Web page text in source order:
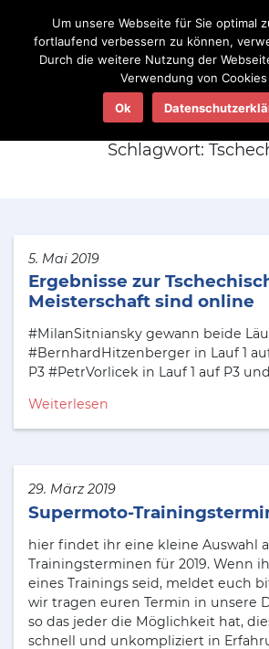
Aktuelles
Schlagwort:
5. Mai 2019
Ergebnisse zur
Meisterschaft sind online
#MilanSitniansky gewann beide
#BernhardHitzenberger in Lauf 1
P3 #PetrVorlicek in Lauf 1 auf P3
Weiterlesen
29. März 2019
Supermoto-
hier findet ihr eine kleine Auswahl
Trainingsterminen für 2019. Wenn
eines Trainings seid, meldet euch
wir tragen euren Termin in unsere
so das jeder die Möglichkeit hat,
schnell und unkompliziert in
Um unsere Webseite für Sie optimal
fortlaufend verbessern zu können,
Durch die weitere Nutzung der
Verwendung von
Ok